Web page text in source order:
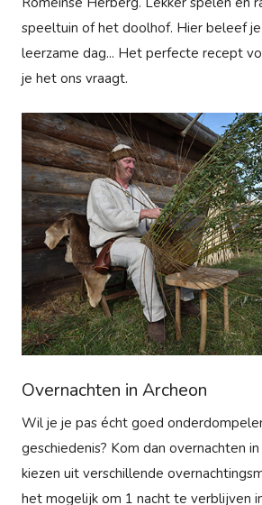
speeltuin of het doolhof. Hier beleef
leerzame dag... Het perfecte recept
je het ons vraagt.
Overnachten in Archeon
Wil je je pas écht goed
geschiedenis? Kom dan overnachten
kiezen uit verschillende
het mogelijk om 1 nacht te verblijven